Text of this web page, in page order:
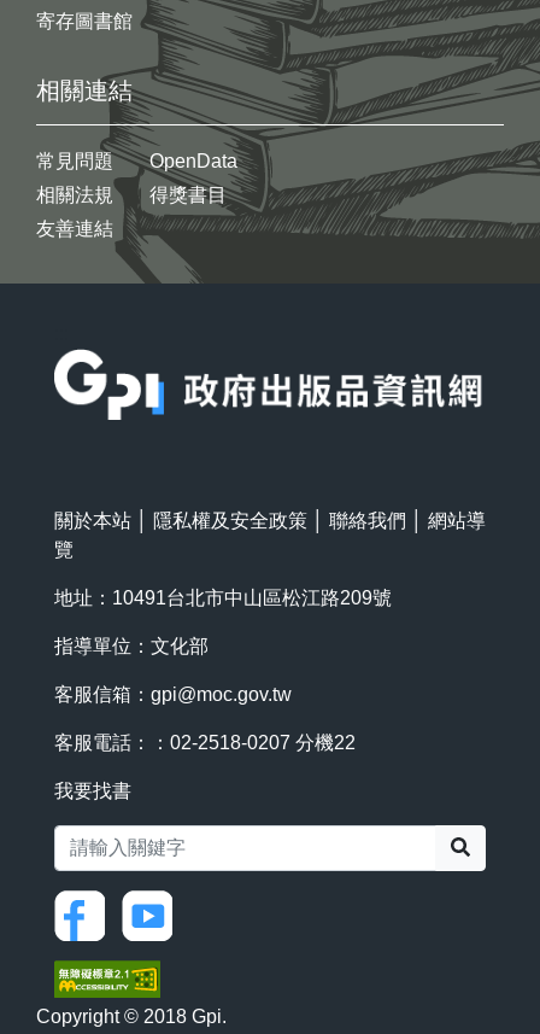
寄存圖書館
相關連結
常見問題
相關法規
友善連結
OpenData
得獎書目
關於本站 隱私權及安全政策 聯絡我們
網站導
覽
地址：10491台北市中山區松江路209號
指導單位：文化部
客服信箱： gpi@moc.gov.tw
客服電話：：02-2518-0207 分機22
我要找書
Copyright © 2018 Gpi.